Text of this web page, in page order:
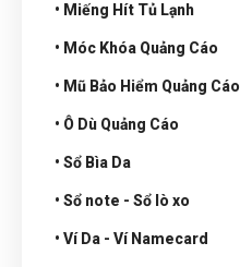
• Miếng Hít Tủ Lạnh
• Móc Khóa Quảng Cáo
• Mũ Bảo Hiểm Quảng Cáo
• Ô Dù Quảng Cáo
• Sổ Bìa Da
• Sổ note - Sổ lò xo
• Ví Da - Ví Namecard